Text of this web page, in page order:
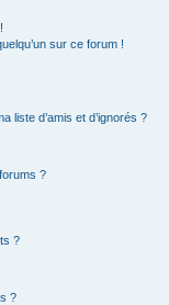
sur ce forum !
liste d’amis et d’ignorés ?
?
?
?